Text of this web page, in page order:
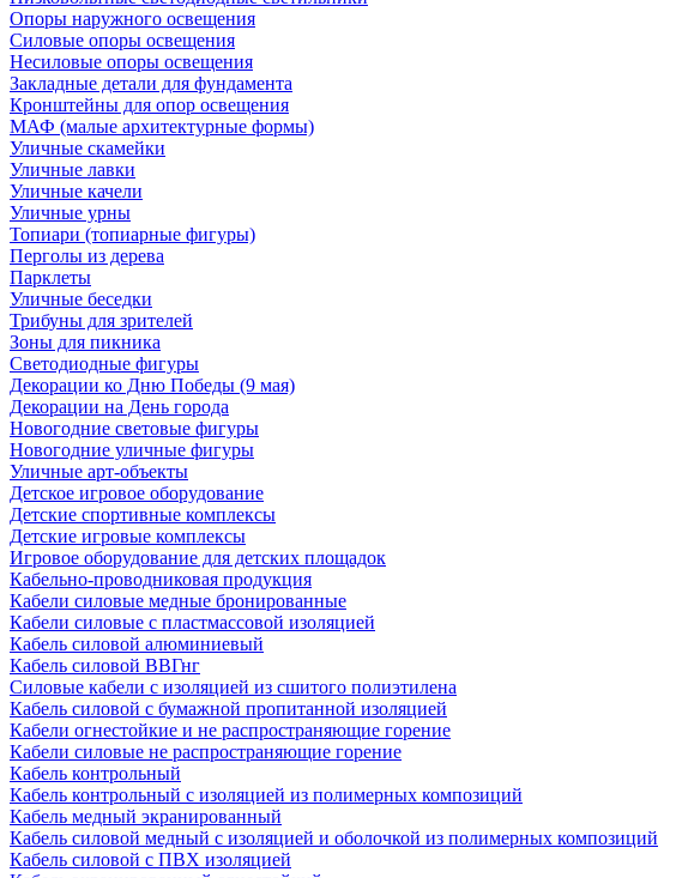
Опоры наружного освещения
Силовые опоры освещения
Несиловые опоры освещения
Закладные детали для фундамента
Кронштейны для опор освещения
МАФ (малые архитектурные формы)
Уличные скамейки
Уличные лавки
Уличные качели
Уличные урны
Топиари (топиарные фигуры)
Перголы из дерева
Парклеты
Уличные беседки
Трибуны для зрителей
Зоны для пикника
Светодиодные фигуры
Декорации ко Дню Победы (9 мая)
Декорации на День города
Новогодние световые фигуры
Новогодние уличные фигуры
Уличные арт-объекты
Детское игровое оборудование
Детские спортивные комплексы
Детские игровые комплексы
Игровое оборудование для детских площадок
Кабельно-проводниковая продукция
Кабели силовые медные бронированные
Кабели силовые с пластмассовой изоляцией
Кабель силовой алюминиевый
Кабель силовой ВВГнг
Силовые кабели с изоляцией из сшитого полиэтилена
Кабель силовой с бумажной пропитанной изоляцией
Кабели огнестойкие и не распространяющие горение
Кабели силовые не распространяющие горение
Кабель контрольный
Кабель контрольный с изоляцией из полимерных композиций
Кабель медный экранированный
Кабель силовой медный с изоляцией и оболочкой из полимерных композиций
Кабель силовой с ПВХ изоляцией